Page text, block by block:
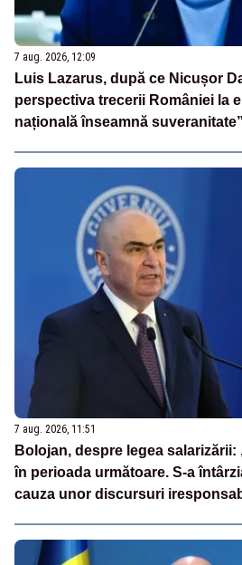
7 aug. 2026, 12:09
Luis Lazarus, după ce Nicușor
perspectiva trecerii României la
națională înseamnă suveranitate”
7 aug. 2026, 11:51
Bolojan, despre legea
în perioada următoare. S-a
cauza unor discursuri